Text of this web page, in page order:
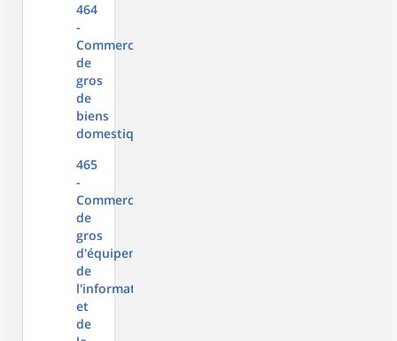
464
-
Commerce
de
gros
de
biens
domestiques
465
-
Commerce
de
gros
d'équipements
de
l'information
et
de